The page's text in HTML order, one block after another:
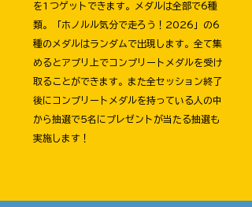
を1つゲットできます。メダルは全部で6種
類。「ホノルル気分で走ろう！2026」の6
種のメダルはランダムで出現します。全て集
めるとアプリ上でコンプリートメダルを受け
取ることができます。また全セッション終了
後にコンプリートメダルを持っている人の中
から抽選で5名にプレゼントが当たる抽選も
実施します！